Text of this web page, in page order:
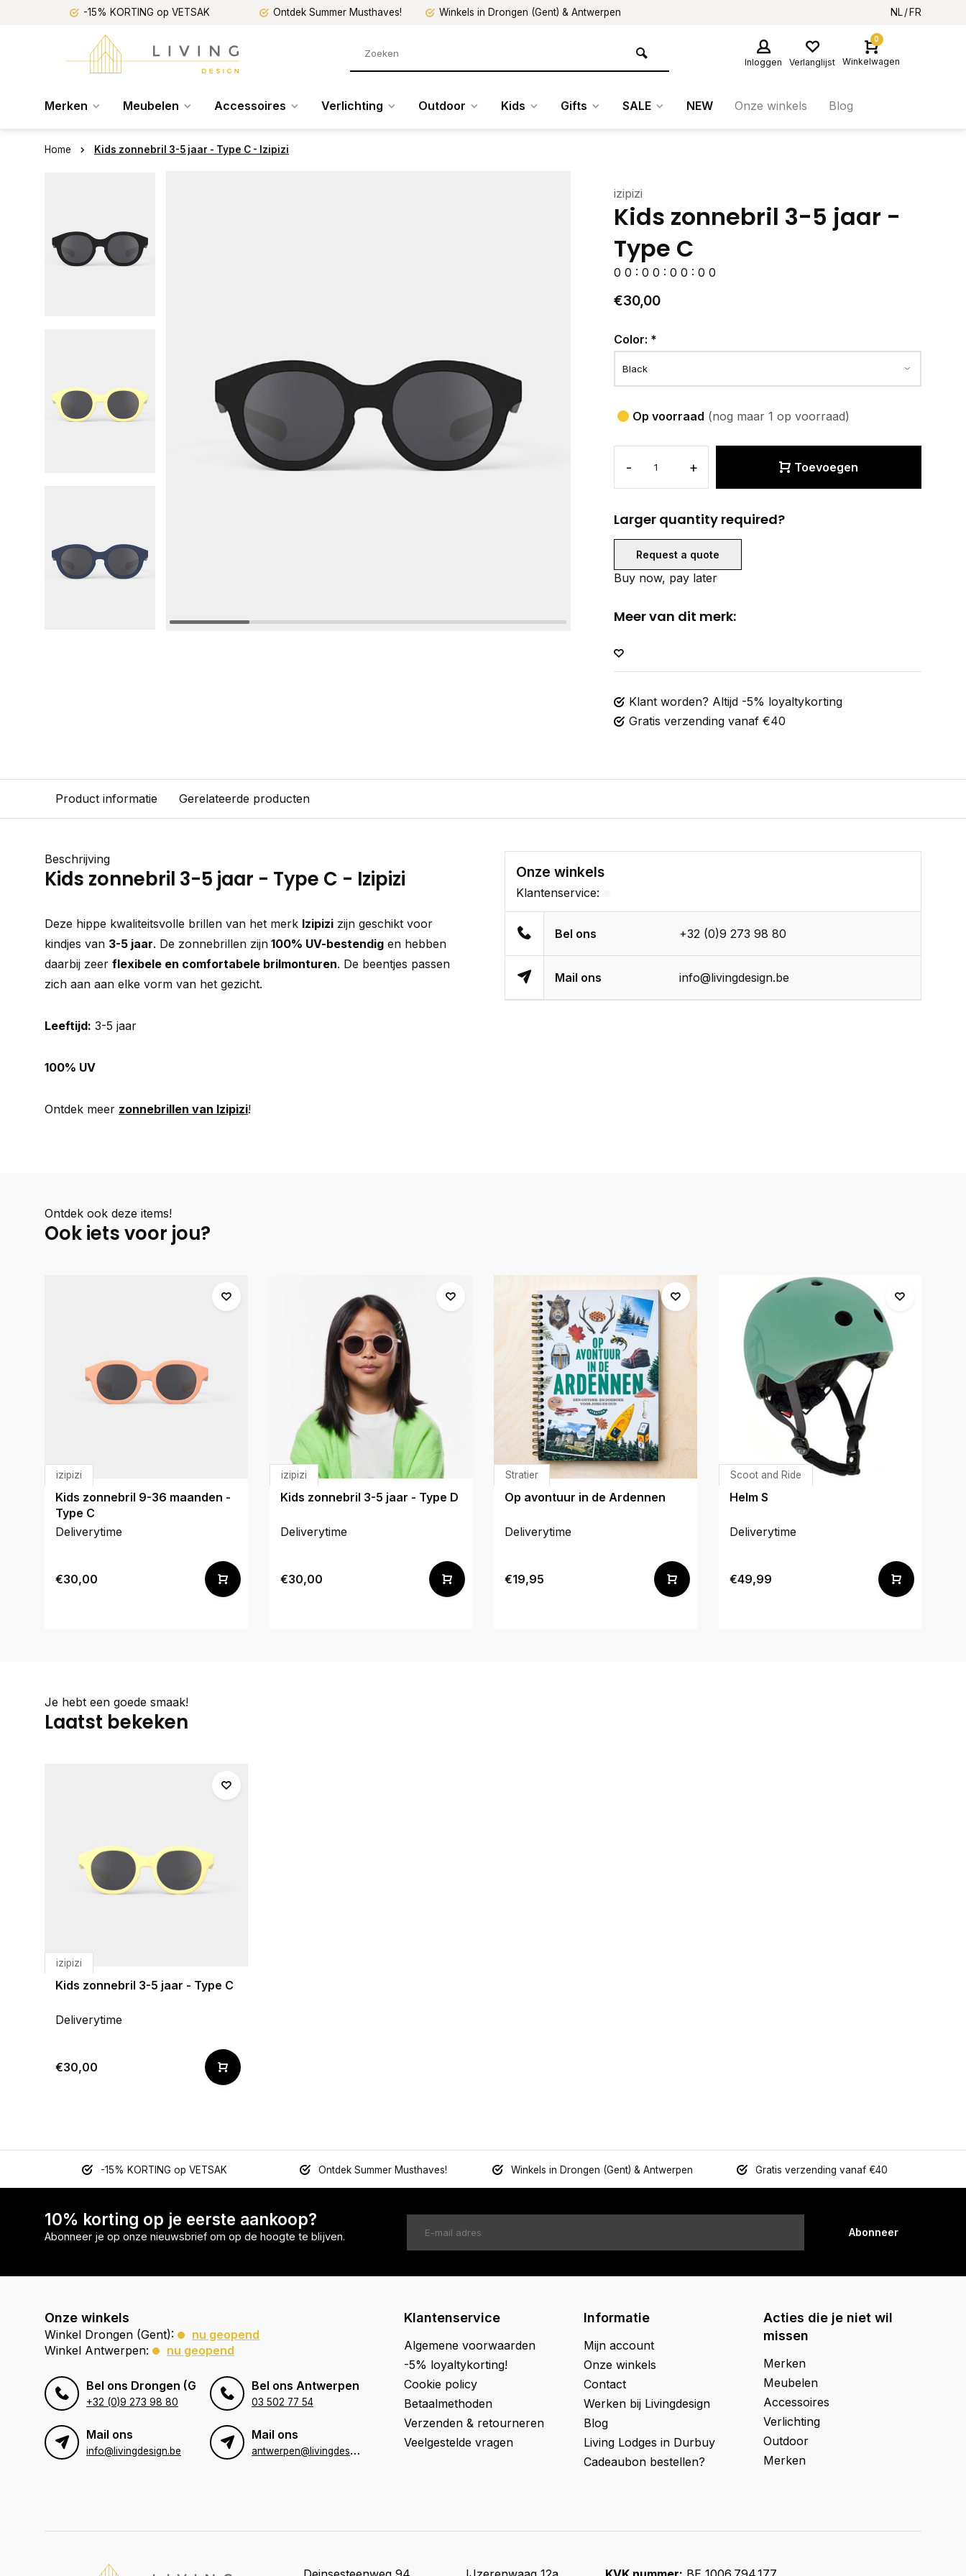
-15% KORTING op VETSAK Ontdek Summer Musthaves! Winkels in Drongen (Gent) & Antwerpen NL FR
Inloggen Verlanglijst
0
Winkelwagen
Merken Meubelen Accessoires Verlichting Outdoor Kids Gifts SALE NEW Onze winkels Blog
Home Kids zonnebril 3-5 jaar - Type C - Izipizi
izipizi
Kids zonnebril 3-5 jaar -
Type C
0 0 : 0 0 : 0 0 : 0 0
€30,00
Color: *
Op voorraad (nog maar 1 op voorraad)
- + Toevoegen
Larger quantity required?
Request a quote
Buy now, pay later
Meer van dit merk:
Klant worden? Altijd -5% loyaltykorting
Gratis verzending vanaf €40
Product informatie Gerelateerde producten
Beschrijving
Kids zonnebril 3-5 jaar - Type C - Izipizi
Deze hippe kwaliteitsvolle brillen van het merk Izipizi zijn geschikt voor
kindjes van 3-5 jaar. De zonnebrillen zijn 100% UV-bestendig en hebben
daarbij zeer flexibele en comfortabele brilmonturen. De beentjes passen
zich aan aan elke vorm van het gezicht.
Leeftijd: 3-5 jaar
100% UV
Ontdek meer zonnebrillen van Izipizi!
Onze winkels
Klantenservice:
Bel ons +32 (0)9 273 98 80
Mail ons info@livingdesign.be
Ontdek ook deze items!
Ook iets voor jou?
izipizi
Kids zonnebril 9-36 maanden -
Type C
Deliverytime
€30,00
izipizi
Kids zonnebril 3-5 jaar - Type D
Deliverytime
€30,00
Stratier
Op avontuur in de Ardennen
Deliverytime
€19,95
Scoot and Ride
Helm S
Deliverytime
€49,99
Je hebt een goede smaak!
Laatst bekeken
izipizi
Kids zonnebril 3-5 jaar - Type C
Deliverytime
€30,00
-15% KORTING op VETSAK Ontdek Summer Musthaves! Winkels in Drongen (Gent) & Antwerpen Gratis verzending vanaf €40
10% korting op je eerste aankoop?
Abonneer je op onze nieuwsbrief om op de hoogte te blijven. Abonneer
Onze winkels
Winkel Drongen (Gent):
nu geopend
Winkel Antwerpen:
nu geopend
Bel ons Drongen (Gent)
+32 (0)9 273 98 80
Bel ons Antwerpen
03 502 77 54
Mail ons
info@livingdesign.be
Mail ons
a
ntwerpen@livingdesign.be
Klantenservice
Algemene voorwaarden
-5% loyaltykorting!
Cookie policy
Betaalmethoden
Verzenden & retourneren
Veelgestelde vragen
Informatie
Mijn account
Onze winkels
Contact
Werken bij Livingdesign
Blog
Living Lodges in Durbuy
Cadeaubon bestellen?
Acties die je niet wil
missen
Merken
Meubelen
Accessoires
Verlichting
Outdoor
Merken